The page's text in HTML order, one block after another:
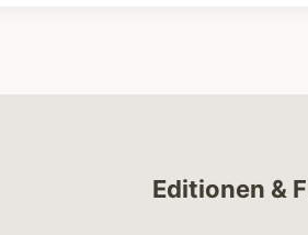
Editionen &